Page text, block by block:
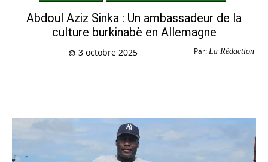
Abdoul Aziz Sinka : Un ambassadeur de la
culture burkinabè en Allemagne
Par: La Rédaction
3 octobre 2025